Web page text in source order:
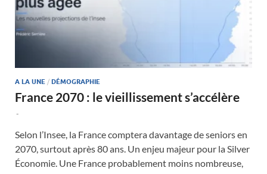
A LA UNE / DÉMOGRAPHIE
France 2070 : le vieillissement s’accélère
-
Selon l’Insee, la France comptera davantage de seniors en
2070, surtout après 80 ans. Un enjeu majeur pour la Silver
Économie. Une France probablement moins nombreuse,